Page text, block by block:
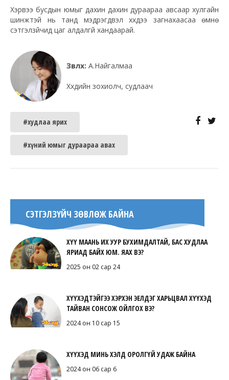
Хэрвээ бусдын юмыг дахин дахин дураараа авсаар хулгайн
шинжтэй нь танд мэдрэгдвэл хүүхдээ загнахаасаа өмнө
сэтгэлзүйчид цаг алдалгүй хандаарай.
Зөвлөх: А.Найгалмаа
Хүүхдийн зохиолч, судлаач
#худлаа ярих
#хүний юмыг дураараа авах
СЭТГЭЛЗҮЙЧ ЗӨВЛӨЖ БАЙНА
ХҮҮ МААНЬ ИХ УУР БУХИМДАЛТАЙ, БАС ХУДЛАА
ЯРИАД БАЙХ ЮМ. ЯАХ ВЭ?
2025 он 02 сар 24
ХҮҮХЭДТЭЙГЭЭ ХЭРХЭН ЭЕЛДЭГ ХАРЬЦВАЛ ХҮҮХЭД
ТАЙВАН СОНСОЖ ОЙЛГОХ ВЭ?
2024 он 10 сар 15
ХҮҮХЭД МИНЬ ХЭЛД ОРОЛГҮЙ УДАЖ БАЙНА
2024 он 06 сар 6